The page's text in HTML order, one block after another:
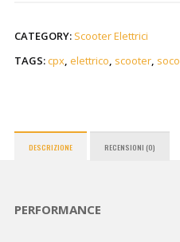
CATEGORY: Scooter Elettrici
TAGS:cpx, elettrico, scooter, soco
DESCRIZIONE RECENSIONI (0)
PERFORMANCE